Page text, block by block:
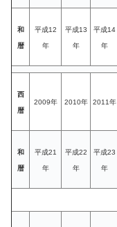
和
暦
平成12
年
平成13
年
平成14
年
西
暦
2009年 2010年 2011年
和
暦
平成21
年
平成22
年
平成23
年